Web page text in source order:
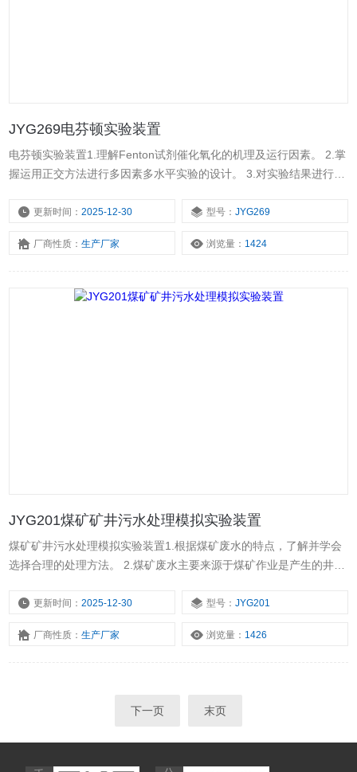
JYG269电芬顿实验装置
电芬顿实验装置1.理解Fenton试剂催化氧化的机理及运行因素。 2.掌
握运用正交方法进行多因素多水平实验的设计。 3.对实验结果进行直
更新时间：2025-12-30 型号：JYG269
厂商性质：生产厂家 浏览量： 1424
JYG201煤矿矿井污水处理模拟实验装置
煤矿矿井污水处理模拟实验装置1.根据煤矿废水的特点，了解并学会
选择合理的处理方法。 2.煤矿废水主要来源于煤矿作业是产生的井下
生产过程中产生的废水中含有多种有害的有机物、无机物、重金属离
颗粒性悬浮物，质重、易沉淀，常常煤泥易处理。
更新时间：2025-12-30 型号：JYG201
厂商性质：生产厂家 浏览量： 1426
下一页 末页